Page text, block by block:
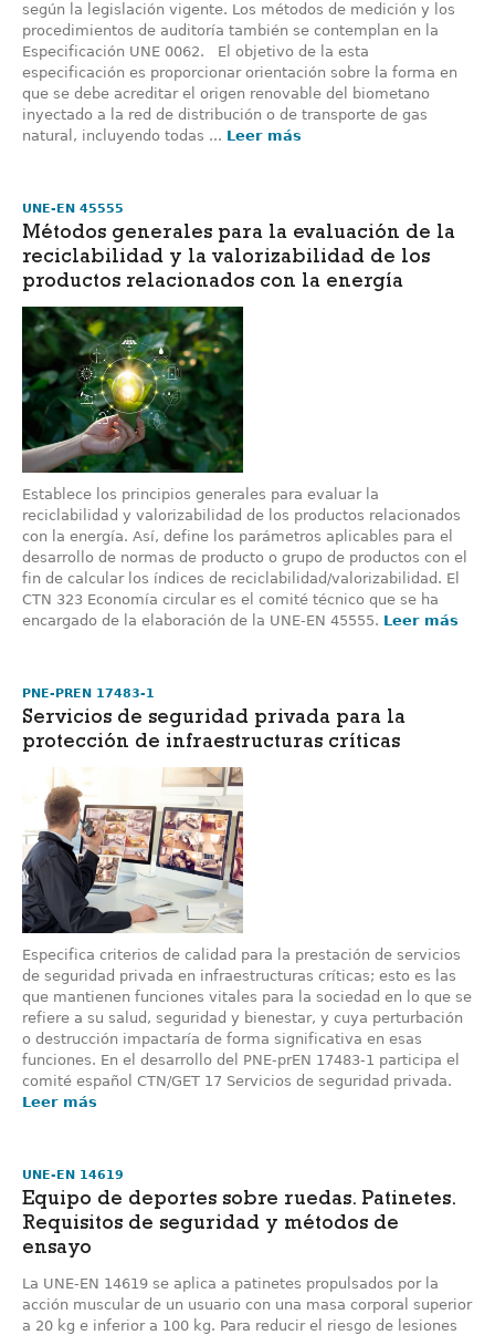
según la legislación vigente. Los métodos de medición y los
procedimientos de auditoría también se contemplan en la
Especificación UNE 0062. El objetivo de la esta
especificación es proporcionar orientación sobre la forma en
que se debe acreditar el origen renovable del biometano
inyectado a la red de distribución o de transporte de gas
natural, incluyendo todas ... Leer más
UNE-EN 45555
Métodos generales para la evaluación de la
reciclabilidad y la valorizabilidad de los
productos relacionados con la energía
Establece los principios generales para evaluar la
reciclabilidad y valorizabilidad de los productos relacionados
con la energía. Así, define los parámetros aplicables para el
desarrollo de normas de producto o grupo de productos con el
fin de calcular los índices de reciclabilidad/valorizabilidad. El
CTN 323 Economía circular es el comité técnico que se ha
encargado de la elaboración de la UNE-EN 45555. Leer más
PNE-PREN 17483-1
Servicios de seguridad privada para la
protección de infraestructuras críticas
Especifica criterios de calidad para la prestación de servicios
de seguridad privada en infraestructuras críticas; esto es las
que mantienen funciones vitales para la sociedad en lo que se
refiere a su salud, seguridad y bienestar, y cuya perturbación
o destrucción impactaría de forma significativa en esas
funciones. En el desarrollo del PNE-prEN 17483-1 participa el
comité español CTN/GET 17 Servicios de seguridad privada.
Leer más
UNE-EN 14619
Equipo de deportes sobre ruedas. Patinetes.
Requisitos de seguridad y métodos de
ensayo
La UNE-EN 14619 se aplica a patinetes propulsados por la
acción muscular de un usuario con una masa corporal superior
a 20 kg e inferior a 100 kg. Para reducir el riesgo de lesiones